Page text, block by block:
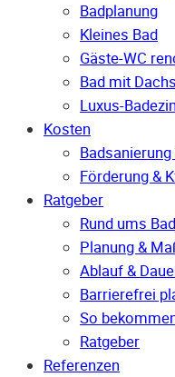
Badplanung
Kleines Bad
Gäste-WC
Bad mit
Luxus-
Kosten
Förderung &
Ratgeber
Rund ums Bad
Planung &
Ablauf &
Barrierefrei
So
Ratgeber
Referenzen